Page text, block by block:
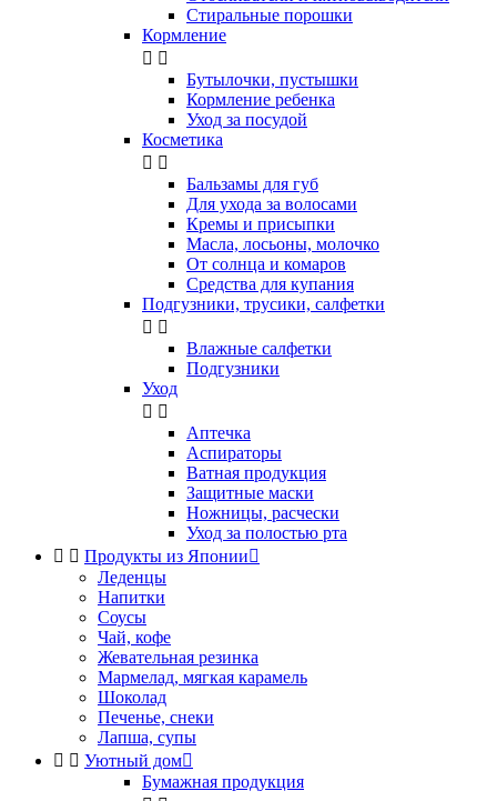
Стиральные порошки
Кормление
 
Бутылочки, пустышки
Кормление ребенка
Уход за посудой
Косметика
 
Бальзамы для губ
Для ухода за волосами
Кремы и присыпки
Масла, лосьоны, молочко
От солнца и комаров
Средства для купания
Подгузники, трусики, салфетки
 
Влажные салфетки
Подгузники
Уход
 
Аптечка
Аспираторы
Ватная продукция
Защитные маски
Ножницы, расчески
Уход за полостью рта
  Продукты из Японии
Леденцы
Напитки
Соусы
Чай, кофе
Жевательная резинка
Мармелад, мягкая карамель
Шоколад
Печенье, снеки
Лапша, супы
  Уютный дом
Бумажная продукция